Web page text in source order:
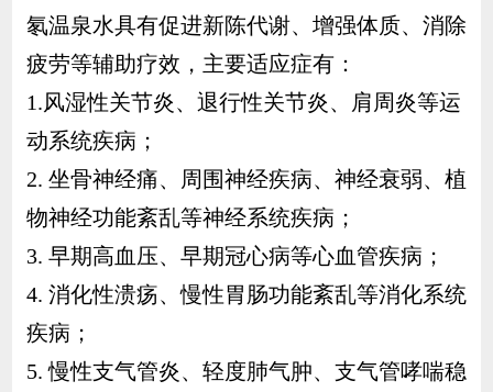
氡温泉水具有促进新陈代谢、增强体质、消除
疲劳等辅助疗效，主要适应症有：
1.风湿性关节炎、退行性关节炎、肩周炎等运
动系统疾病；
2. 坐骨神经痛、周围神经疾病、神经衰弱、植
物神经功能紊乱等神经系统疾病；
3. 早期高血压、早期冠心病等心血管疾病；
4. 消化性溃疡、慢性胃肠功能紊乱等消化系统
疾病；
5. 慢性支气管炎、轻度肺气肿、支气管哮喘稳